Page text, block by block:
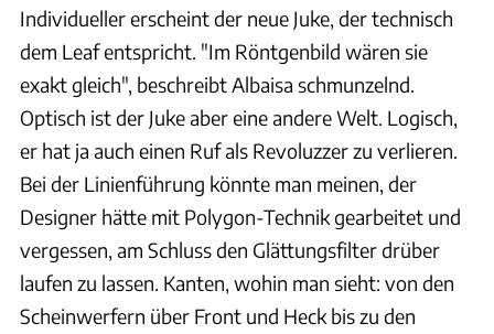
Individueller erscheint der neue Juke, der technisch
dem Leaf entspricht. "Im Röntgenbild wären sie
exakt gleich", beschreibt Albaisa schmunzelnd.
Optisch ist der Juke aber eine andere Welt. Logisch,
er hat ja auch einen Ruf als Revoluzzer zu verlieren.
Bei der Linienführung könnte man meinen, der
Designer hätte mit Polygon-Technik gearbeitet und
vergessen, am Schluss den Glättungsfilter drüber
laufen zu lassen. Kanten, wohin man sieht: von den
Scheinwerfern über Front und Heck bis zu den